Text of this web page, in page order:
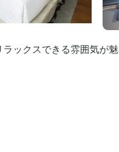
ックスできる雰囲気が魅